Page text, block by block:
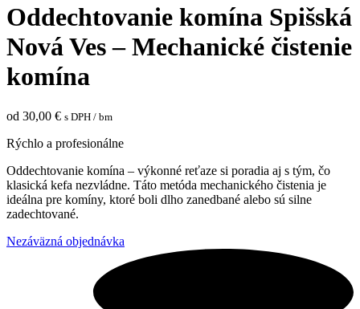
Oddechtovanie komína Spišská
Nová Ves – Mechanické čistenie
komína
od 30,00 € s DPH / bm
Rýchlo a profesionálne
Oddechtovanie komína – výkonné reťaze si poradia aj s tým, čo
klasická kefa nezvládne. Táto metóda mechanického čistenia je
ideálna pre komíny, ktoré boli dlho zanedbané alebo sú silne
zadechtované.
Nezáväzná objednávka